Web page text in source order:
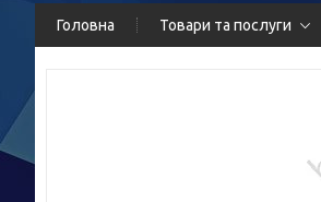
Головна Товари та послуги